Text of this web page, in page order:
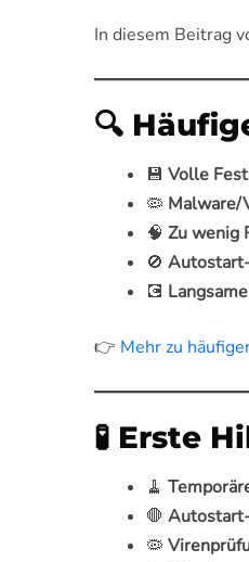
In diesem Beitrag
🔍
💾 Volle
🦠 Malware/
🧠 Zu wenig
🚫
💽
👉 Mehr zu
🧪 Erste
🧹
🛑
🦠